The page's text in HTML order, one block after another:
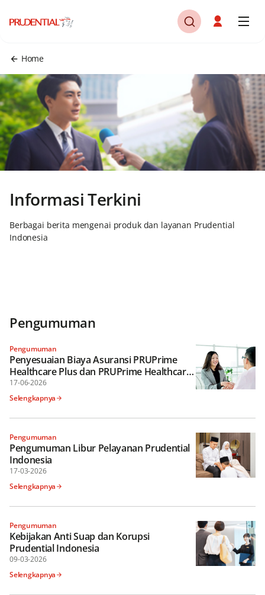
Home
Informasi Terkini
Berbagai berita mengenai produk dan layanan Prudential
Indonesia
Pengumuman
Pengumuman
Penyesuaian Biaya Asuransi PRUPrime
Healthcare Plus dan PRUPrime Healthcare
Plus Pro
17-06-2026
Selengkapnya
Pengumuman
Pengumuman Libur Pelayanan Prudential
Indonesia
17-03-2026
Selengkapnya
Pengumuman
Kebijakan Anti Suap dan Korupsi
Prudential Indonesia
09-03-2026
Selengkapnya